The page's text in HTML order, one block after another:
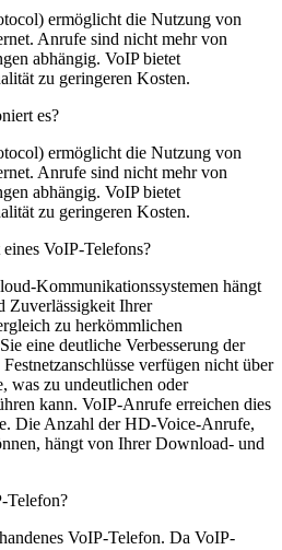
ermöglicht die Nutzung von
Anrufe sind nicht mehr von
abhängig. VoIP bietet
zu geringeren Kosten.
es?
ermöglicht die Nutzung von
Anrufe sind nicht mehr von
abhängig. VoIP bietet
zu geringeren Kosten.
VoIP-Telefons?
Kommunikationssystemen hängt
Zuverlässigkeit Ihrer
zu herkömmlichen
eine deutliche Verbesserung der
verfügen nicht über
was zu undeutlichen oder
kann. VoIP-Anrufe erreichen dies
Die Anzahl der HD-Voice-Anrufe,
hängt von Ihrer Download- und
Telefon?
VoIP-Telefon. Da VoIP-